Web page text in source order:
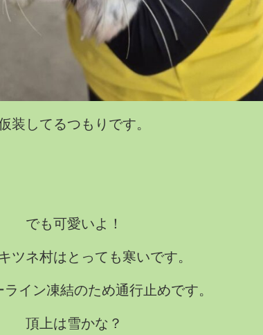
装してるつもりです。
でも可愛いよ！
ツネ村はとっても寒いです。
イン凍結のため通行止めです。
頂上は雪かな？